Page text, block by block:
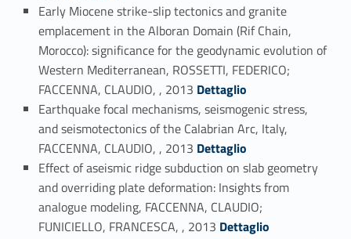
Early Miocene strike-slip tectonics and granite
emplacement in the Alboran Domain (Rif Chain,
Morocco): significance for the geodynamic evolution of
Western Mediterranean, ROSSETTI, FEDERICO;
FACCENNA, CLAUDIO, , 2013 Link identifier #identifier_person_165327-128
Dettaglio
Earthquake focal mechanisms, seismogenic stress,
and seismotectonics of the Calabrian Arc, Italy,
FACCENNA, CLAUDIO, , 2013 Link identifier #identifier_person_125012-129
Dettaglio
Effect of aseismic ridge subduction on slab geometry
and overriding plate deformation: Insights from
analogue modeling, FACCENNA, CLAUDIO;
FUNICIELLO, FRANCESCA, , 2013 Link identifier #identifier_person_42656-130
Dettaglio